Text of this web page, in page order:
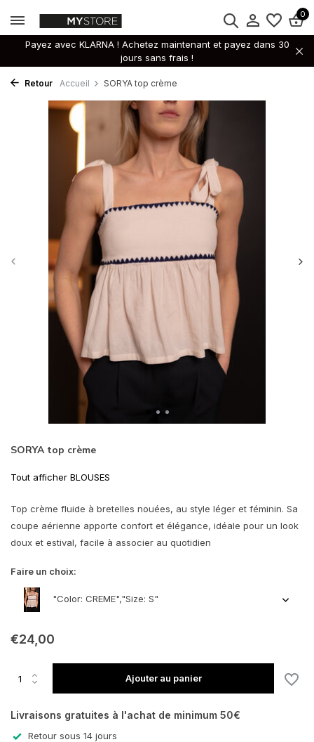
0
Payez avec KLARNA ! Achetez maintenant et payez dans 30
jours sans frais !
Retour Accueil SORYA top crème
SORYA top crème
Tout afficher BLOUSES
Top crème fluide à bretelles nouées, au style léger et féminin. Sa
coupe aérienne apporte confort et élégance, idéale pour un look
doux et estival, facile à associer au quotidien
Faire un choix:
"Color: CREME","Size: S"
€24,00
Ajouter au panier
Livraisons gratuites à l'achat de minimum 50€
Retour sous 14 jours